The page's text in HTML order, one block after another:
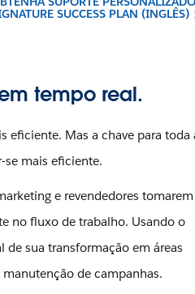
SUCCESS PLAN (INGLÊS)
tempo real.
eficiente. Mas a chave para toda
se mais eficiente.
e revendedores tomarem
no fluxo de trabalho. Usando o
sua transformação em áreas
de campanhas.